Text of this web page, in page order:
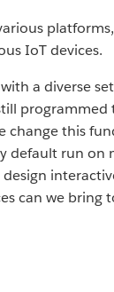
IoT devices.
a diverse
programmed
change this
default run on
design
can we bring